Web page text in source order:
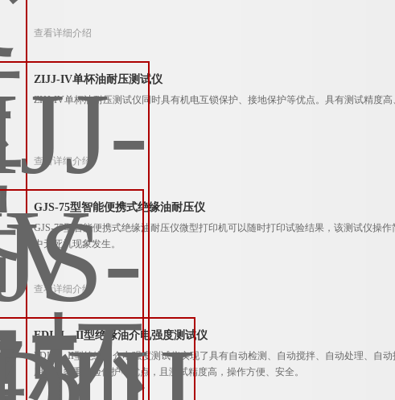
查看详细介绍
ZIJJ-IV单杯油耐压测试仪
ZIJJ-IV单杯油耐压测试仪同时具有机电互锁保护、接地保护等优点。具有测试精度高
查看详细介绍
GJS-75型智能便携式绝缘油耐压仪
GJS-75型智能便携式绝缘油耐压仪微型打印机可以随时打印试验结果，该测试仪操
中无死机现象发生。
查看详细介绍
EDIJJ—II型绝缘油介电强度测试仪
EDIJJ—II型绝缘油介电强度测试仪实现了具有自动检测、自动搅拌、自动处理、自
用机电多重试验保护等优点，且测试精度高，操作方便、安全。